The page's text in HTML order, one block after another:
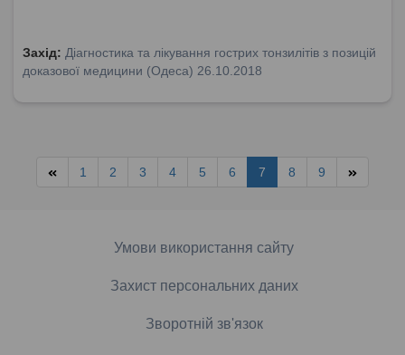
Захід: Діагностика та лікування гострих тонзилітів з позицій
доказової медицини (Одеса) 26.10.2018
1 2 3 4 5 6 7 8 9
Умови використання сайту
Захист персональних даних
Зворотній зв'язок